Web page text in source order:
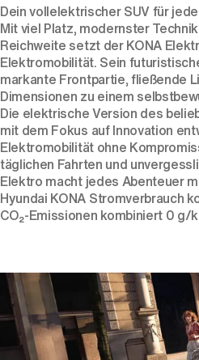
Dein vollelektrischer SUV für
Mit viel Platz, modernster
Reichweite setzt der KONA
Elektromobilität. Sein
markante Frontpartie, fließende
Dimensionen zu einem
Die elektrische Version des
mit dem Fokus auf Innovation
Elektromobilität ohne
täglichen Fahrten und
Elektro macht jedes Abenteuer
Hyundai KONA Stromverbrauch
CO₂-Emissionen kombiniert 0 g/